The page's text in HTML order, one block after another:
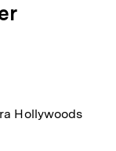
Hollywoods